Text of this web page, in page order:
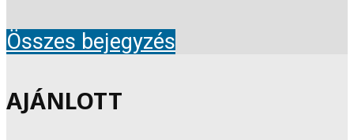
Összes bejegyzés
AJÁNLOTT